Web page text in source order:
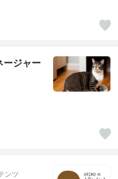
ージャー
ンツ